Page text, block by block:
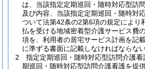
は、当該指定定期巡回・随時対応型訪
及び内容、当該指定定期巡回・随時対
ついて法第42条の2第6項の規定により
払を受ける地域密着型介護サービス費
項を、利用者の居宅サービス計画を記
に準ずる書面に記載しなければならない
2
指定定期巡回・随時対応型訪問介護
期巡回・随時対応型訪問介護看護を提